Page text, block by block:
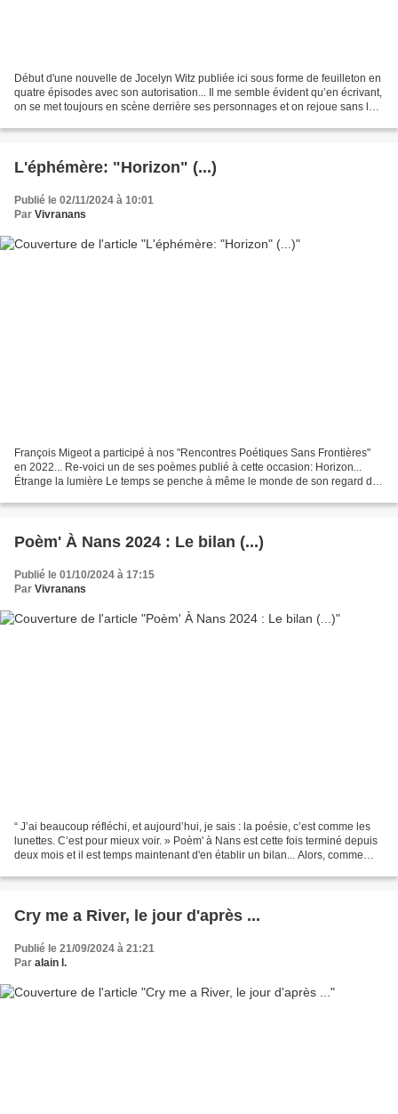
Début d'une nouvelle de Jocelyn Witz publiée ici sous forme de feuilleton en
quatre épisodes avec son autorisation... Il me semble évident qu’en écrivant,
on se met toujours en scène derrière ses personnages et on rejoue sans le
L'éphémère: "Horizon" (...)
Publié le 02/11/2024 à 10:01
Par Vivranans
François Migeot a participé à nos "Rencontres Poétiques Sans Frontières"
en 2022... Re-voici un de ses poèmes publié à cette occasion: Horizon...
Étrange la lumière Le temps se penche à même le monde de son regard de
Poèm' À Nans 2024 : Le bilan (...)
Publié le 01/10/2024 à 17:15
Par Vivranans
“ J’ai beaucoup réfléchi, et aujourd’hui, je sais : la poésie, c’est comme les
lunettes. C’est pour mieux voir. » Poèm' à Nans est cette fois terminé depuis
deux mois et il est temps maintenant d'en établir un bilan... Alors, comme
Cry me a River, le jour d'après ...
Publié le 21/09/2024 à 21:21
Par alain l.